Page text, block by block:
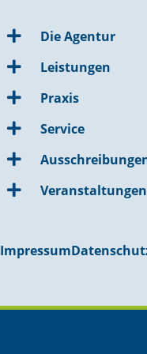
Die Agentur
Leistungen
Praxis
Service
Veranstaltungen
Impressum